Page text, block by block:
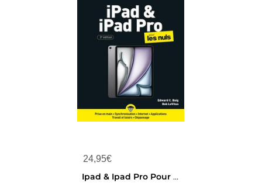
24,95€
Ipad & Ipad Pro Pour Les Nuls (3e Edition)